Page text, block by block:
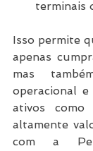
terminais
Isso permite
apenas
mas
operacional
ativos
altamente
com a